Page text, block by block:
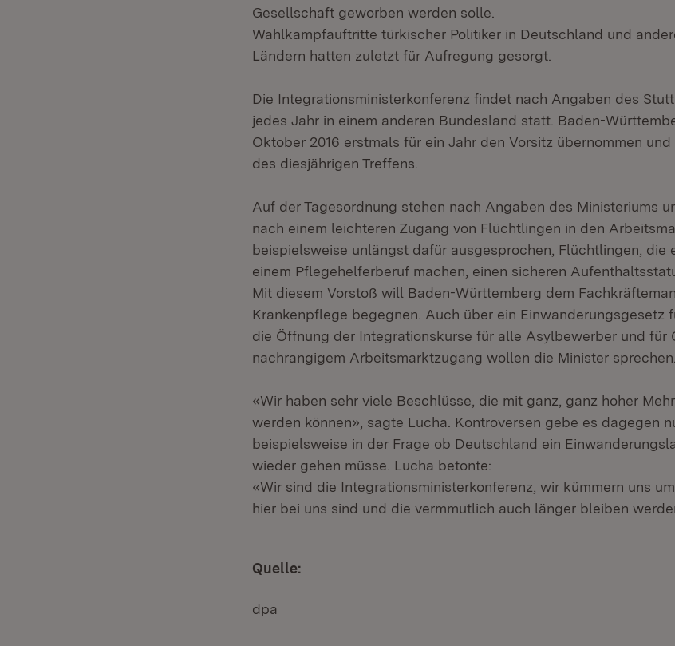
Gesellschaft geworben werden solle.
Wahlkampfauftritte türkischer Politiker in Deutschland und
Ländern hatten zuletzt für Aufregung gesorgt.
Die Integrationsministerkonferenz findet nach Angaben des
jedes Jahr in einem anderen Bundesland statt. Baden-
Oktober 2016 erstmals für ein Jahr den Vorsitz übernommen
des diesjährigen Treffens.
Auf der Tagesordnung stehen nach Angaben des Ministeriums
nach einem leichteren Zugang von Flüchtlingen in den
beispielsweise unlängst dafür ausgesprochen, Flüchtlingen, die
einem Pflegehelferberuf machen, einen sicheren
Mit diesem Vorstoß will Baden-Württemberg dem
Krankenpflege begegnen. Auch über ein Einwanderungsgesetz
die Öffnung der Integrationskurse für alle Asylbewerber und für
nachrangigem Arbeitsmarktzugang wollen die Minister sprechen.
«Wir haben sehr viele Beschlüsse, die mit ganz, ganz hoher
werden können», sagte Lucha. Kontroversen gebe es dagegen
beispielsweise in der Frage ob Deutschland ein
wieder gehen müsse. Lucha betonte:
«Wir sind die Integrationsministerkonferenz, wir kümmern uns
hier bei uns sind und die vermmutlich auch länger bleiben
Quelle:
dpa